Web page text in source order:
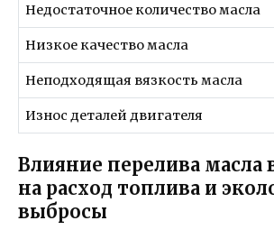
Недостаточное количество масла
Низкое качество масла
Неподходящая вязкость масла
Износ деталей двигателя
Влияние перелива масла
на расход топлива и
выбросы